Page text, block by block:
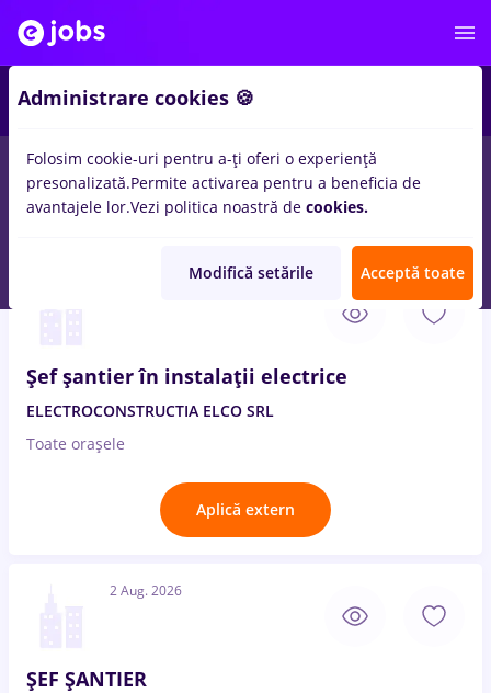
Salarii Full time Part time Fără experiență
Șef șantier în instalații electrice
ELECTROCONSTRUCTIA ELCO SRL
Toate oraşele
Aplică extern
2 Aug. 2026
ȘEF ȘANTIER
Administrare cookies 🍪
Folosim cookie-uri pentru a-ți oferi o experiență
presonalizată.Permite activarea pentru a beneficia de
avantajele lor.Vezi politica noastră de cookies.
Modifică setările Acceptă toate